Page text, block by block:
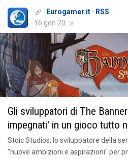
Eurogamer.it · RSS
16 gen 20
Gli sviluppatori di The
impegnati' in un gioco tutto
Stoic Studios, lo sviluppatore della
"nuove ambizioni e aspirazioni" per